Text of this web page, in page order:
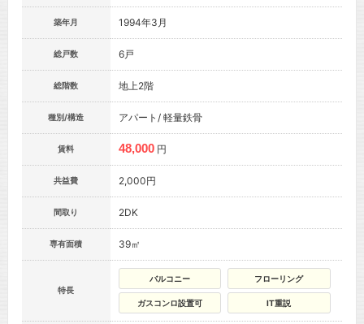
築年月 1994年3月
総戸数 6戸
総階数 地上2階
種別/構造 アパート/ 軽量鉄骨
賃料 48,000 円
共益費 2,000円
間取り 2DK
専有面積 39㎡
特長
バルコニー フローリング
ガスコンロ設置可 IT重説